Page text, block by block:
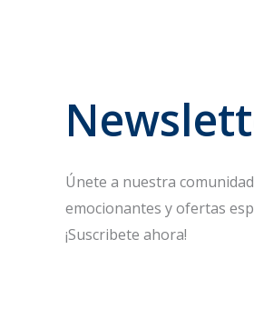
Únete a nuestra
emocionantes y ofertas
¡Suscribete ahora!